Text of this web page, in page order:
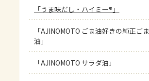
「うま味だし・ハイミー®」
「AJINOMOTO ごま油好きの純正ごま
油」
「AJINOMOTO サラダ油」